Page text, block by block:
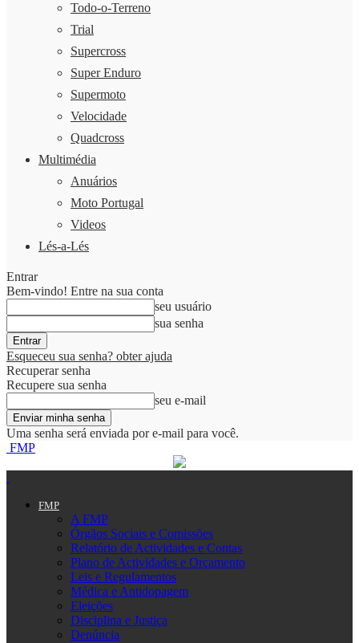
Todo-o-Terreno
Trial
Supercross
Super Enduro
Supermoto
Velocidade
Quadcross
Multimédia
Anuários
Moto Portugal
Videos
Lés-a-Lés
Entrar
Bem-vindo! Entre na sua conta
seu usuário
sua senha
Esqueceu sua senha? obter ajuda
Recuperar senha
Recupere sua senha
seu e-mail
Uma senha será enviada por e-mail para você.
FMP
FMP
A FMP
Órgãos Sociais e Comissões
Relatório de Actividades e Contas
Plano de Actividades e Orçamento
Leis e Regulamentos
Médica e Antidopagem
Eleições
Disciplina e Justiça
Denúncia